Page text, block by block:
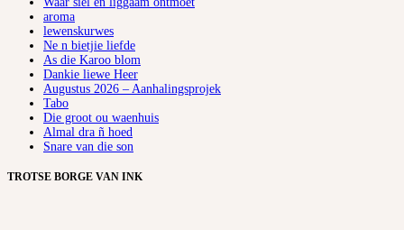
aroma
lewenskurwes
Ne n bietjie liefde
As die Karoo blom
Dankie liewe Heer
Augustus 2026 – Aanhalingsprojek
Tabo
Die groot ou waenhuis
Almal dra ñ hoed
Snare van die son
TROTSE BORGE VAN INK